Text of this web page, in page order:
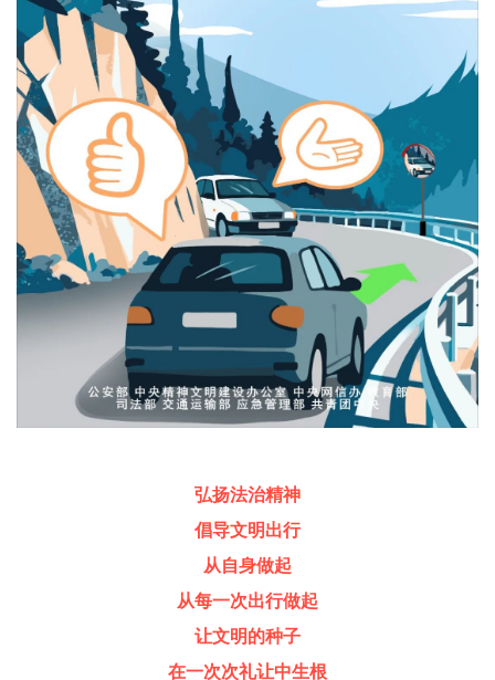
弘扬法治精神
倡导文明出行
从自身做起
从每一次出行做起
让文明的种子
在一次次礼让中生根